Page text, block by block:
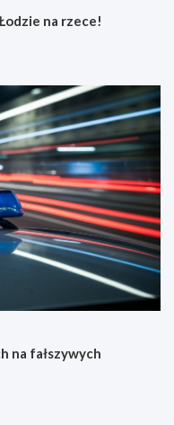
na rzece!
na fałszywych